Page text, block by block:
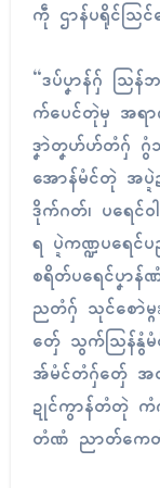
ကဵု ဌာန်ပရိုၚ်သြ
“ဒပ်ပၞာန်ဂှ် သြ
က်ပေၚ်တုဲမှ အရာ
ဒၞာဲတၞဟ်ဟ်တံဂှ် ဂွံသု
အောန်မံၚ်တုဲ အပ္
ဒိုက်ဂတ်၊ ပရေၚ်
ရ ပ္ဍဲကဏ္ဍပရေ
စရိတ်ပရေၚ်ပၞာ
ညတံဂှ် သုၚ်စောဲမ္ဂ
တှ်ေ သွက်သြန်နွံ
အ်မံၚ်တံဂှ်တှ်ေ အ
ဍုၚ်ကွာန်တံတုဲ ကံက်
တံဏံ ညာတ်ကေတ်